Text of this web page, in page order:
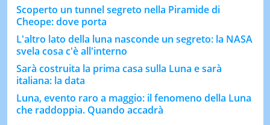
Scoperto un tunnel segreto nella Piramide di
Cheope: dove porta
L'altro lato della luna nasconde un segreto: la NASA
svela cosa c'è all'interno
Sarà costruita la prima casa sulla Luna e sarà
italiana: la data
Luna, evento raro a maggio: il fenomeno della Luna
che raddoppia. Quando accadrà